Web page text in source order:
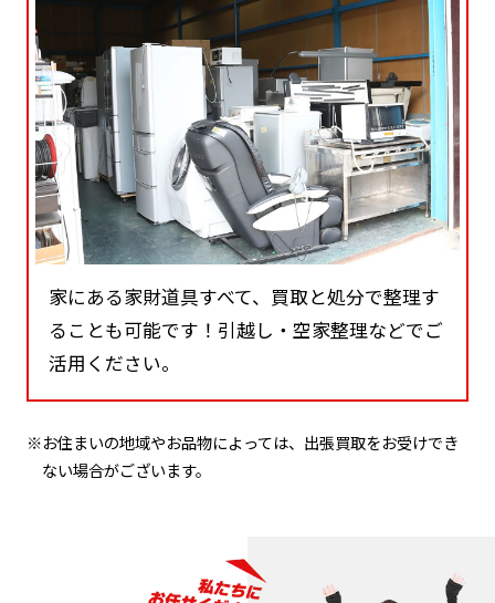
家にある家財道具すべて、買取と処分で整理す
ることも可能です！引越し・空家整理などでご
活用ください。
※お住まいの地域やお品物によっては、出張買取をお受けでき
ない場合がございます。